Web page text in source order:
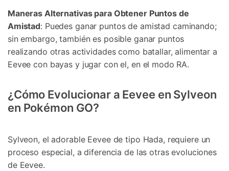
Maneras Alternativas para Obtener Puntos de
Amistad: Puedes ganar puntos de amistad caminando;
sin embargo, también es posible ganar puntos
realizando otras actividades como batallar, alimentar a
Eevee con bayas y jugar con el, en el modo RA.
¿Cómo Evolucionar a Eevee en Sylveon
en Pokémon GO?󠀲󠀡󠀨󠀠󠀢󠀣󠀢󠀤󠀦󠀳
Sylveon, el adorable Eevee de tipo Hada, requiere un
proceso especial, a diferencia de las otras evoluciones
de Eevee󠀲󠀡󠀨󠀠󠀢󠀣󠀣󠀧󠀨󠀳.